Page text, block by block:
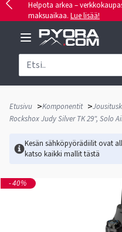
Helpota arkea –
maksuaikaa. Lue lisää!
Etusivu >Komponentit >
Rockshox Judy Silver TK 29", Solo
Kesän sähköpyörädiilit ovat
katso kaikki mallittästä
-40%